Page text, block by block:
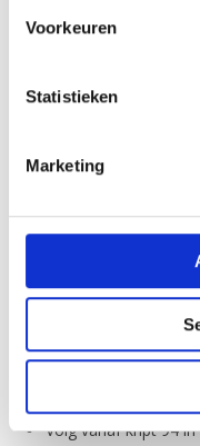
Voorkeuren
Statistieken
Marketing
Volg vanaf knpt 01
(bordjes richting
Volg vanaf knpt 30
Maasroute (bordjes
40-37-22-94)
Fietsend van Bad
Volg vanaf knpt 94